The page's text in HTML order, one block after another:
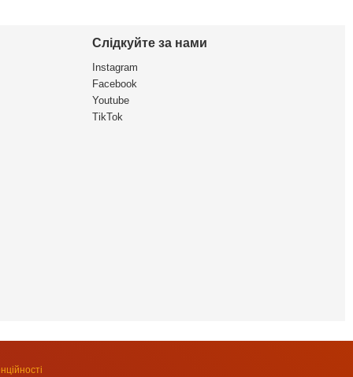
Слідкуйте за нами
Instagram
Facebook
Youtube
TikTok